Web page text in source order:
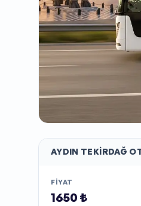
AYDIN TEKIRDAĞ
FIYAT
1650 ₺